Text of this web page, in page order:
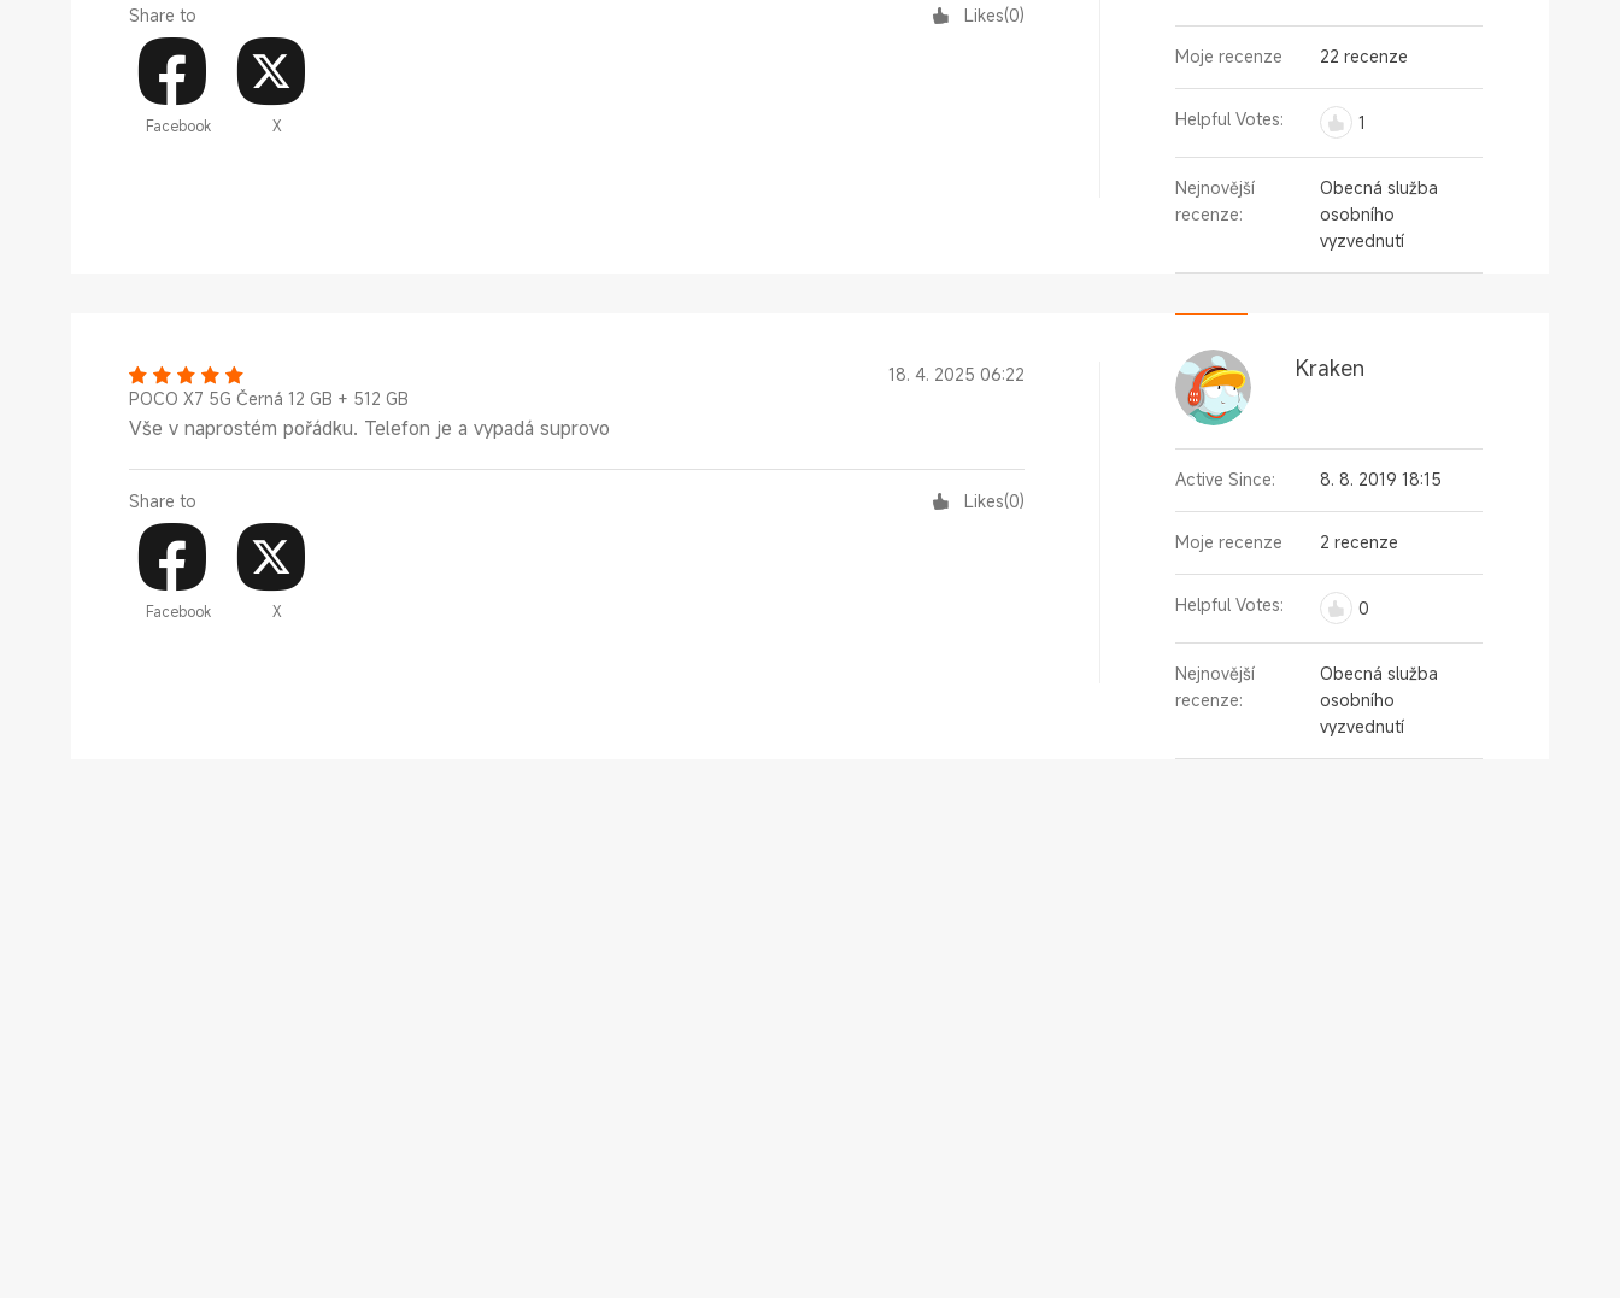
Share to
Facebook X
Likes(0)
Moje recenze 22 recenze
Helpful Votes: 1
Nejnovější
recenze:
Obecná služba
osobního
vyzvednutí
18. 4. 2025 06:22
POCO X7 5G Černá 12 GB + 512 GB
Vše v naprostém pořádku. Telefon je a vypadá suprovo
Share to
Facebook X
Likes(0)
Kraken
Active Since: 8. 8. 2019 18:15
Moje recenze 2 recenze
Helpful Votes: 0
Nejnovější
recenze:
Obecná služba
osobního
vyzvednutí